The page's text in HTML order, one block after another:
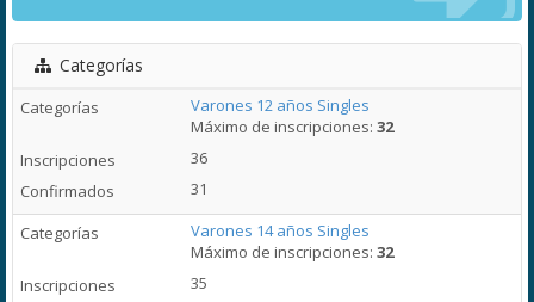
Categorías
Varones 12 años Singles
Máximo de inscripciones:32
36
31
Varones 14 años Singles
Máximo de inscripciones:32
35